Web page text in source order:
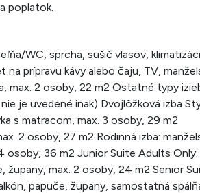
poplatok.
WC, sprcha, sušič vlasov,
prípravu kávy alebo čaju, TV,
max. 2 osoby, 22 m2 Ostatné typy
je uvedené inak) Dvojlôžková izba
s matracom, max. 3 osoby, 29 m2
2 osoby, 27 m2 Rodinná izba:
osoby, 36 m2 Junior Suite Adults Only:
župany, max. 2 osoby, 24 m2 Senior
papuče, župany, samostatná